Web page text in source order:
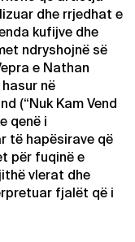
dhe rrjedhat e
kufijve dhe
ndryshojnë së
e Nathan
në
(“Nuk Kam Vend
qenë i
të hapësirave që
për fuqinë e
vlerat dhe
fjalët që i